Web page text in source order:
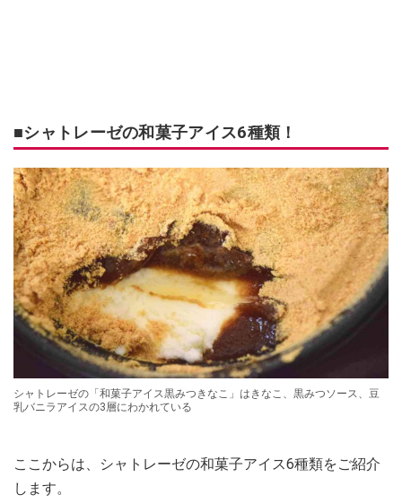
■シャトレーゼの和菓子アイス6種類！
シャトレーゼの「和菓子アイス黒みつきなこ」はきなこ、黒みつソース、豆
乳バニラアイスの3層にわかれている
ここからは、シャトレーゼの和菓子アイス6種類をご紹介
します。